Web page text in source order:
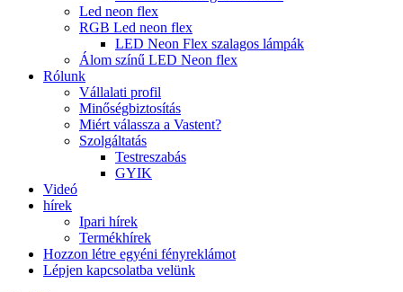
Led neon flex
RGB Led neon flex
LED Neon Flex szalagos lámpák
Álom színű LED Neon flex
Rólunk
Vállalati profil
Minőségbiztosítás
Miért válassza a Vastent?
Szolgáltatás
Testreszabás
GYIK
Videó
hírek
Ipari hírek
Termékhírek
Hozzon létre egyéni fényreklámot
Lépjen kapcsolatba velünk